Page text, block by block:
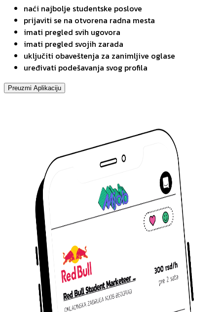
naći najbolje studentske poslove
prijaviti se na otvorena radna mesta
imati pregled svih ugovora
imati pregled svojih zarada
uključiti obaveštenja za zanimljive oglase
uređivati podešavanja svog profila
Preuzmi Aplikaciju